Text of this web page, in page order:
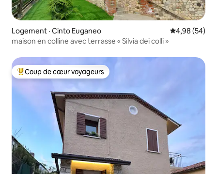
Logement · Cinto Euganeo Note
4,98 (54)
maison en colline avec terrasse « Silvia dei colli »
Coup de cœur voyageurs parmi les plus aimés
Coup de cœur voyageurs